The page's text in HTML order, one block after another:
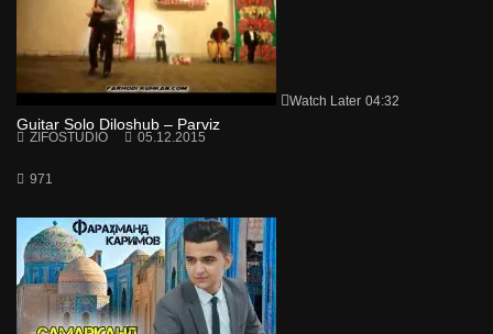
Watch Later 04:32
Guitar Solo Diloshub – Parviz
ZIFOSTUDIO 05.12.2015
971